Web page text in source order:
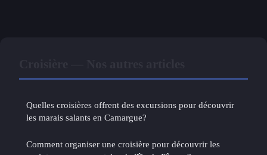
Quelles croisières offrent des excursions pour découvrir
les marais salants en Camargue?
Comment organiser une croisière pour découvrir les